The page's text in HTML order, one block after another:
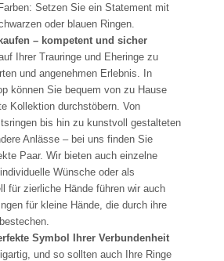
Setzen Sie ein Statement mit
oder blauen Ringen.
– kompetent und sicher
Ihrer Trauringe und Eheringe zu
und angenehmen Erlebnis. In
können Sie bequem von zu Hause
Kollektion durchstöbern. Von
bis hin zu kunstvoll gestalteten
Anlässe – bei uns finden Sie
Paar. Wir bieten auch einzelne
Wünsche oder als
für zierliche Hände führen wir auch
für kleine Hände, die durch ihre
Symbol Ihrer Verbundenheit
und so sollten auch Ihre Ringe